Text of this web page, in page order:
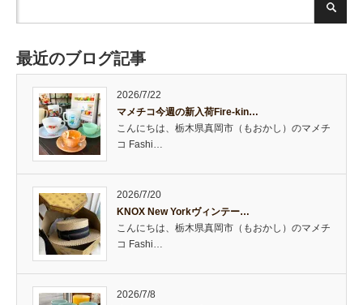
最近のブログ記事
2026/7/22
マメチコ今週の新入荷Fire-kin…
こんにちは、栃木県真岡市（もおかし）のマメチ
コ Fashi…
2026/7/20
KNOX New Yorkヴィンテー…
こんにちは、栃木県真岡市（もおかし）のマメチ
コ Fashi…
2026/7/8